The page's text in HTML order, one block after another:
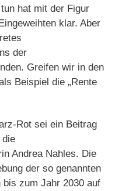
hat mit der Figur
klar. Aber
der
Greifen wir in den
Beispiel die „Rente
Rot sei ein Beitrag
die
Andrea Nahles. Die
der so genannten
zum Jahr 2030 auf